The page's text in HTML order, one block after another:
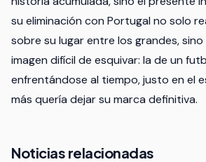
su eliminación con Portugal no solo
sobre su lugar entre los grandes,
imagen difícil de esquivar: la de un
enfrentándose al tiempo, justo en el
más quería dejar su marca definitiva.
Noticias relacionadas